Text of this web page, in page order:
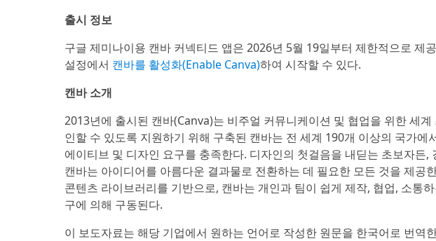
출시 정보
구글 제미나이용 캔바 커넥티드 앱은 2026년 5월 19일부터 제한적으로 제
설정에서 캔바를 활성화(Enable Canva)하여 시작할 수 있다.
캔바 소개
2013년에 출시된 캔바(Canva)는 비주얼 커뮤니케이션 및 협업을 위한 세
인할 수 있도록 지원하기 위해 구축된 캔바는 전 세계 190개 이상의 국가에
에이티브 및 디자인 요구를 충족한다. 디자인의 첫걸음을 내딛는 초보자든
캔바는 아이디어를 아름다운 결과물로 전환하는 데 필요한 모든 것을 제공
콘텐츠 라이브러리를 기반으로, 캔바는 개인과 팀이 쉽게 제작, 협업, 소통
구에 의해 구동된다.
이 보도자료는 해당 기업에서 원하는 언어로 작성한 원문을 한국어로 번역